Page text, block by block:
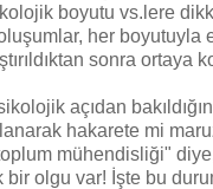
boyutu vs.lere
her boyutuyla
sonra ortaya
açıdan
hakarete mi
mühendisliği"
bir olgu var! İşte bu